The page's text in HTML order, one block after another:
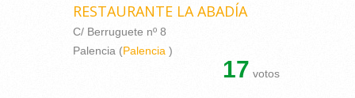
RESTAURANTE LA ABADÍA
C/ Berruguete nº 8
Palencia (Palencia )
17 votos